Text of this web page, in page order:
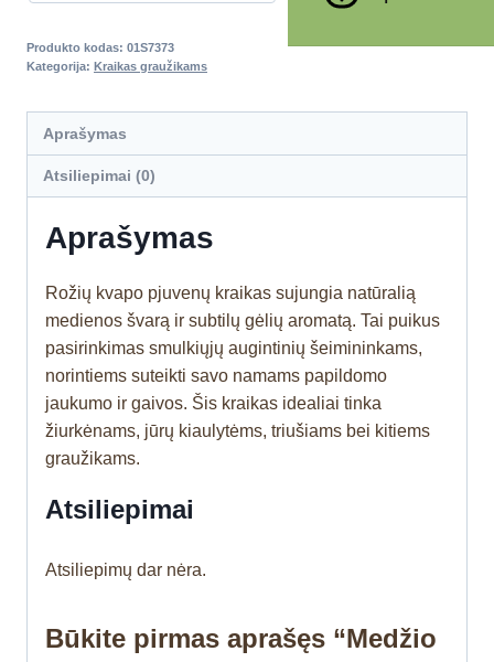
Produkto kodas: 01S7373
Kategorija: Kraikas graužikams
Aprašymas
Atsiliepimai (0)
Aprašymas
Rožių kvapo pjuvenų kraikas sujungia natūralią
medienos švarą ir subtilų gėlių aromatą. Tai puikus
pasirinkimas smulkiųjų augintinių šeimininkams,
norintiems suteikti savo namams papildomo
jaukumo ir gaivos. Šis kraikas idealiai tinka
žiurkėnams, jūrų kiaulytėms, triušiams bei kitiems
graužikams.
Atsiliepimai
Atsiliepimų dar nėra.
Būkite pirmas aprašęs “Medžio